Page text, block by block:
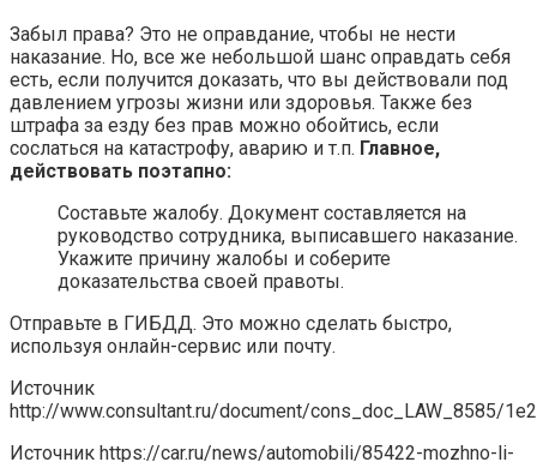
Забыл права? Это не оправдание, чтобы не нести
наказание. Но, все же небольшой шанс оправдать себя
есть, если получится доказать, что вы действовали под
давлением угрозы жизни или здоровья. Также без
штрафа за езду без прав можно обойтись, если
сослаться на катастрофу, аварию и т.п. Главное,
действовать поэтапно:
Составьте жалобу. Документ составляется на
руководство сотрудника, выписавшего наказание.
Укажите причину жалобы и соберите
доказательства своей правоты.
Отправьте в ГИБДД. Это можно сделать быстро,
используя онлайн-сервис или почту.
Источник
http://www.consultant.ru/document/cons_doc_LAW_8585/
Источник https://car.ru/news/automobili/85422-mozhno-li-